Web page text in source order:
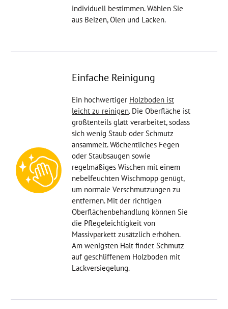
individuell bestimmen. Wählen Sie
aus Beizen, Ölen und Lacken.
Einfache Reinigung
Ein hochwertiger Holzboden ist
leicht zu reinigen. Die Oberfläche ist
größtenteils glatt verarbeitet, sodass
sich wenig Staub oder Schmutz
ansammelt. Wöchentliches Fegen
oder Staubsaugen sowie
regelmäßiges Wischen mit einem
nebelfeuchten Wischmopp genügt,
um normale Verschmutzungen zu
entfernen. Mit der richtigen
Oberflächenbehandlung können Sie
die Pflegeleichtigkeit von
Massivparkett zusätzlich erhöhen.
Am wenigsten Halt findet Schmutz
auf geschliffenem Holzboden mit
Lackversiegelung.